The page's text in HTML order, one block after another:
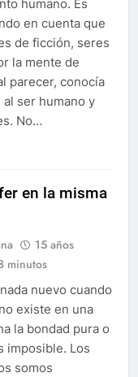
humano. Es
en cuenta que
de ficción, seres
la mente de
parecer, conocía
ser humano y
No…
en la misma
15 años
minutos
nuevo cuando
existe en una
la bondad pura o
imposible. Los
somos